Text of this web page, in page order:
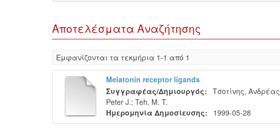
Αποτελέσματα Αναζήτησης
Eμφανίζονται τα τεκμήρια 1-1 από 1
Melatonin receptor ligands
Συγγραφέας/Δημιουργός: Τσοτίνης, Ανδρέας
Peter J.; Teh, M. T.
Ημερομηνία Δημοσίευσης:
1999-05-28